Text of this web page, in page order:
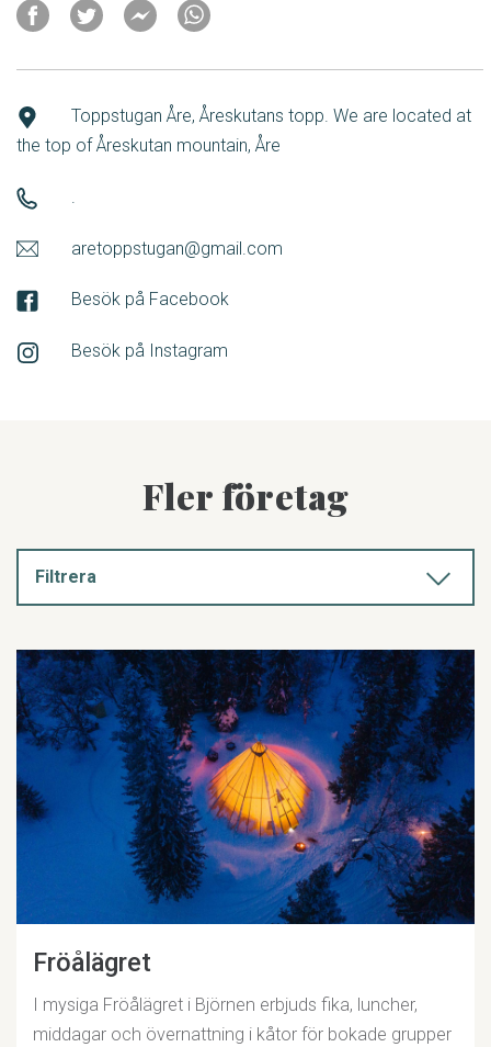
Toppstugan Åre, Åreskutans topp. We are located at
the top of Åreskutan mountain, Åre
.
aretoppstugan@gmail.com
Besök på Facebook
Besök på Instagram
Fler företag
Filtrera
Fröålägret
I mysiga Fröålägret i Björnen erbjuds fika, luncher,
middagar och övernattning i kåtor för bokade grupper